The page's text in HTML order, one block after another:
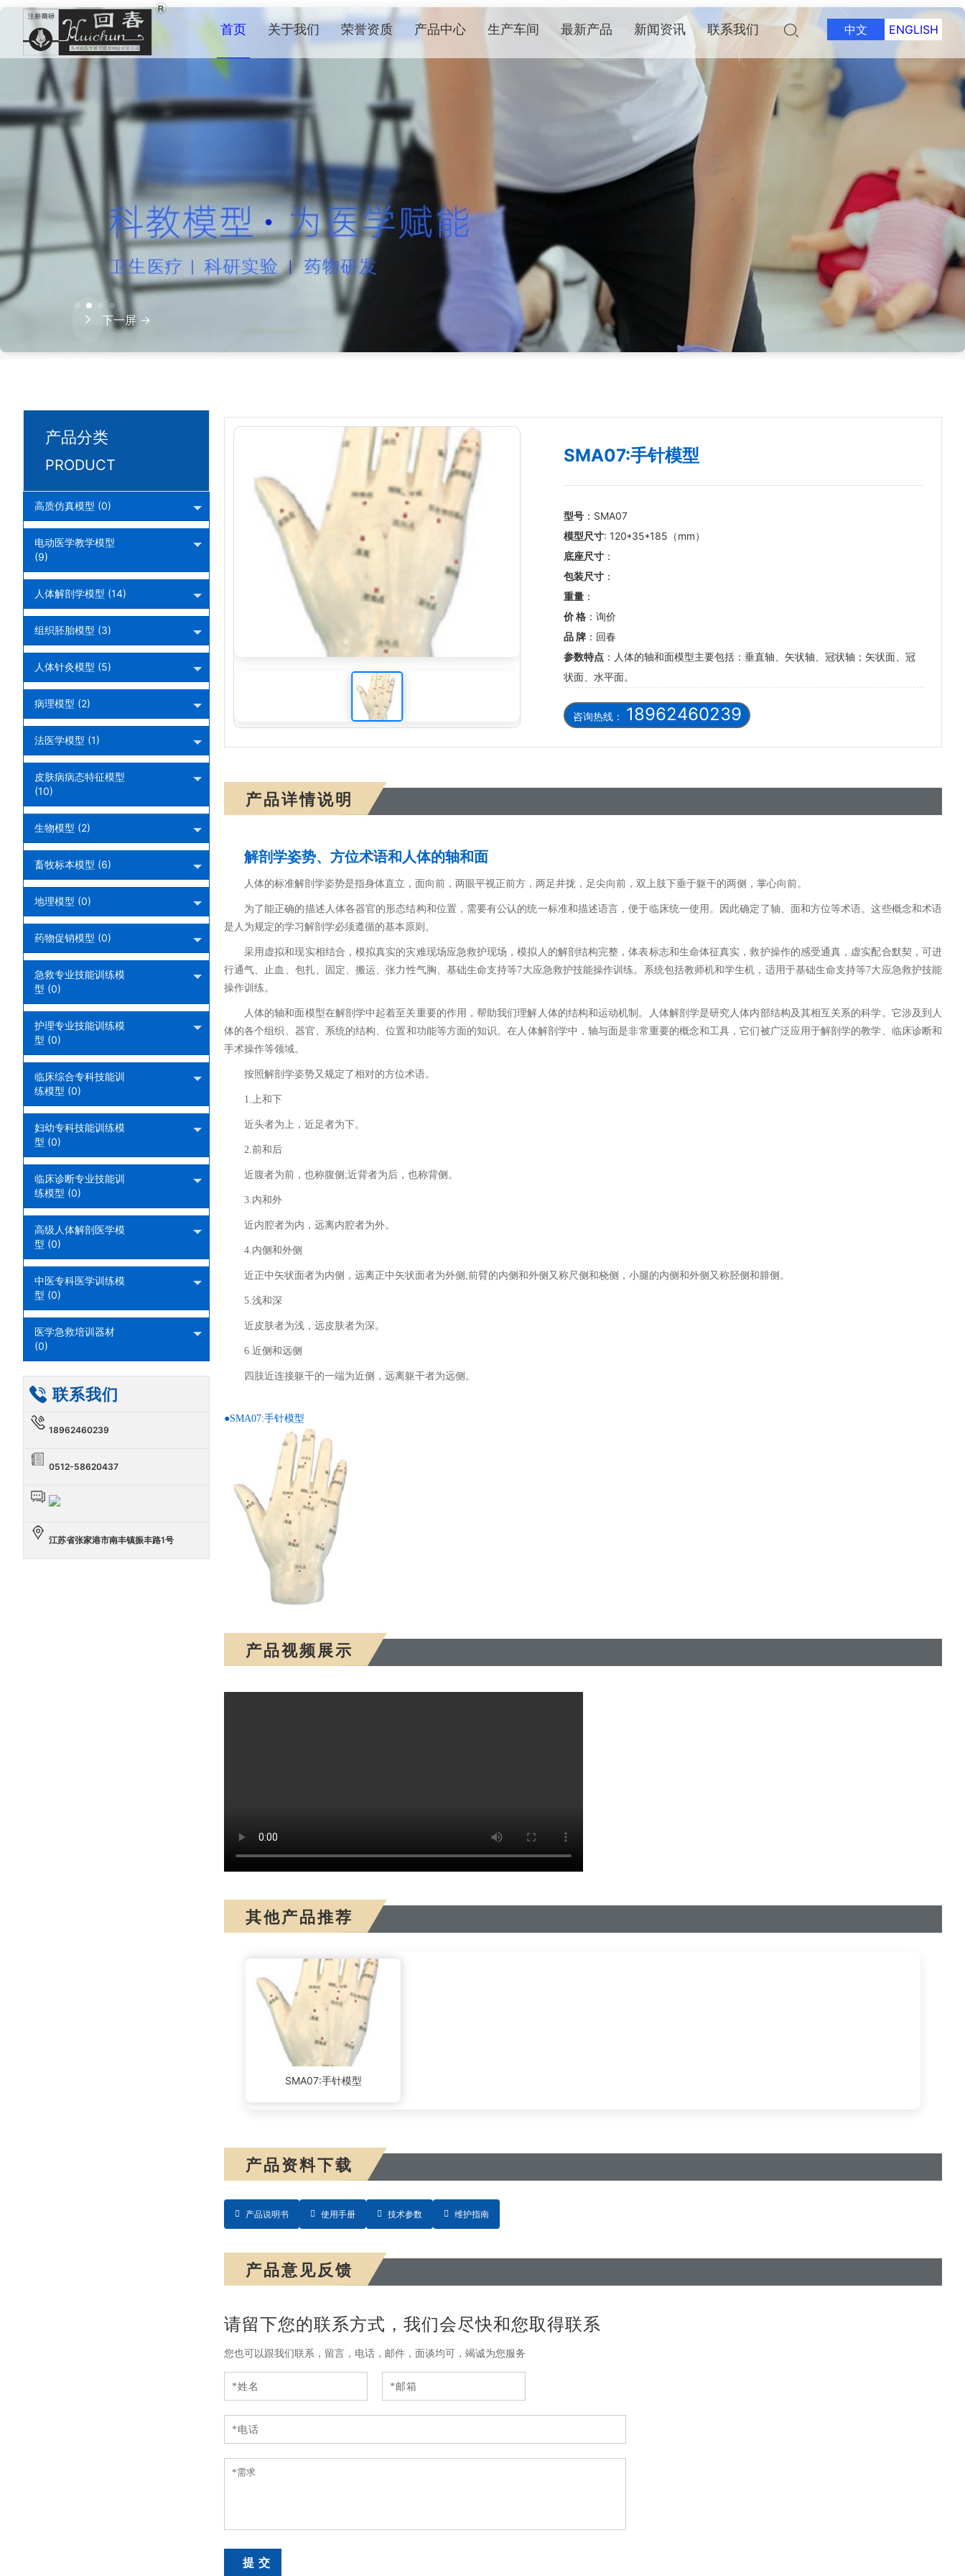
首页 关于我们 荣誉资质 产品中心 生产车间 最新产品 新闻资讯 联系我们 中文 ENGLISH
下一屏 →
SMA07:手针模型
型号 ：SMA07
模型尺寸: 120*35*185（mm）
底座尺寸 ：
包装尺寸 ：
重量 ：
价 格 ：询价
品 牌 ：回春
参数特点 ：人体的轴和面模型主要包括：垂直轴、矢状轴、冠状轴；矢状面、冠
状面、水平面。
咨询热线： 18962460239
产品详情说明
解剖学姿势、方位术语和人体的轴和面
人体的标准解剖学姿势是指身体直立，面向前，两眼平视正前方，两足井拢，足尖向前，双上肢下垂于躯干的两侧，掌心向前。
为了能正确的描述人体各器官的形态结构和位置，需要有公认的统一标准和描述语言，便于临床统一使用。因此确定了轴、面和方位等术语。这些概念和术语
是人为规定的学习解剖学必须遵循的基本原则。
采用虚拟和现实相结合，模拟真实的灾难现场应急救护现场，模拟人的解剖结构完整，体表标志和生命体征真实，救护操作的感受通真，虚实配合默契，可进
行通气、止血、包扎、固定、搬运、张力性气胸、基础生命支持等7大应急救护技能操作训练。系统包括教师机和学生机，适用于基础生命支持等7大应急救护技能
操作训练。
人体的轴和面模型在解剖学中起着至关重要的作用，帮助我们理解人体的结构和运动机制。人体解剖学是研究人体内部结构及其相互关系的科学。它涉及到人
体的各个组织、器官、系统的结构、位置和功能等方面的知识。在人体解剖学中，轴与面是非常重要的概念和工具，它们被广泛应用于解剖学的教学、临床诊断和
手术操作等领域。
按照解剖学姿势又规定了相对的方位术语。
1.上和下
近头者为上，近足者为下。
2.前和后
近腹者为前，也称腹侧;近背者为后，也称背侧。
3.内和外
近内腔者为内，远离内腔者为外。
4.内侧和外侧
近正中矢状面者为内侧，远离正中矢状面者为外侧;前臂的内侧和外侧又称尺侧和桡侧，小腿的内侧和外侧又称胫侧和腓侧。
5.浅和深
近皮肤者为浅，远皮肤者为深。
6.近侧和远侧
四肢近连接躯干的一端为近侧，远离躯干者为远侧。
●SMA07:手针模型
产品视频展示
其他产品推荐
SMA07:手针模型
产品资料下载
产品说明书 使用手册 技术参数 维护指南
产品意见反馈
请留下您的联系方式，我们会尽快和您取得联系
您也可以跟我们联系，留言，电话，邮件，面谈均可，竭诚为您服务
产品分类
PRODUCT
高质仿真模型 (0)
电动医学教学模型
(9)
人体解剖学模型 (14)
组织胚胎模型 (3)
人体针灸模型 (5)
病理模型 (2)
法医学模型 (1)
皮肤病病态特征模型
(10)
生物模型 (2)
畜牧标本模型 (6)
地理模型 (0)
药物促销模型 (0)
急救专业技能训练模
型 (0)
护理专业技能训练模
型 (0)
临床综合专科技能训
练模型 (0)
妇幼专科技能训练模
型 (0)
临床诊断专业技能训
练模型 (0)
高级人体解剖医学模
型 (0)
中医专科医学训练模
型 (0)
医学急救培训器材
(0)
联系我们
18962460239
0512-58620437
江苏省张家港市南丰镇振丰路1号